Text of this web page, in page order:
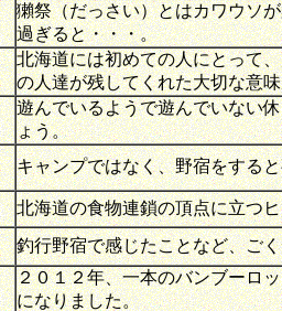
獺祭（だっさい）とはカワウソ
過ぎると・・・。
北海道には初めての人にとって
の人達が残してくれた大切な意
遊んでいるようで遊んでいない
ょう。
キャンプではなく、野宿をする
北海道の食物連鎖の頂点に立つ
釣行野宿で感じたことなど、ご
２０１２年、一本のバンブーロ
になりました。